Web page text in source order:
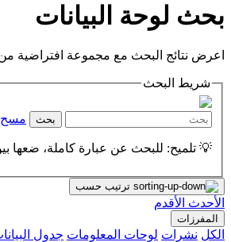
بحث لوحة البيانات
اعرض نتائج البحث مع مجموعة افتراضية
شريط البحث
بحث مسح
💡 تلميح: للبحث عن عبارة كاملة، ضعها
ترتيب حسب
الأحدث الأقدم
المفرزات
الكل نشرات لوحات المعلومات جدول